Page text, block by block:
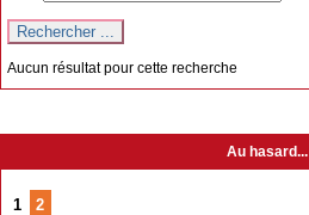
Aucun résultat pour cette recherche
Au hasard...
1 2